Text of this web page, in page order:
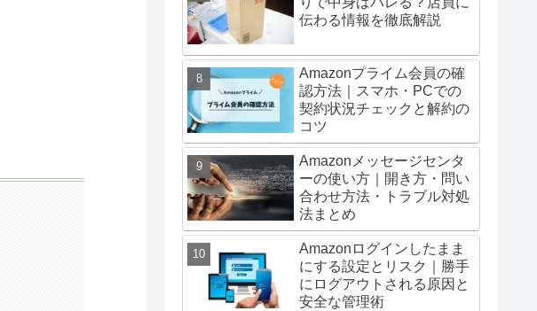
伝わる情報を徹底解説
Amazonプライム会員の確
認方法｜スマホ・PCでの
契約状況チェックと解約の
コツ
Amazonメッセージセンタ
ーの使い方｜開き方・問い
合わせ方法・トラブル対処
法まとめ
Amazonログインしたまま
にする設定とリスク｜勝手
にログアウトされる原因と
安全な管理術